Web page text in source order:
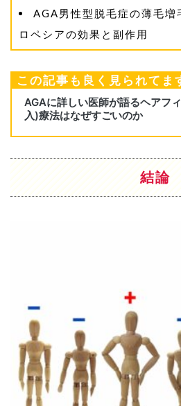
AGA男性型脱毛症の薄毛増
ロペシアの効果と副作用
この記事も良く見られてま
結論